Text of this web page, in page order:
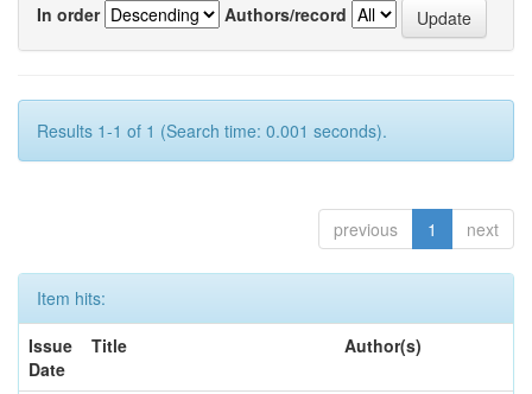
In order
Authors/record
Results 1-1 of 1 (Search time: 0.001 seconds).
previous 1 next
Item hits:
Issue
Date
Title Author(s)